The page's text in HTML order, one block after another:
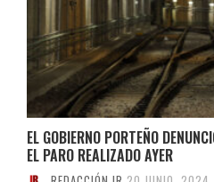
EL GOBIERNO PORTEÑO
EL PARO REALIZADO AYER